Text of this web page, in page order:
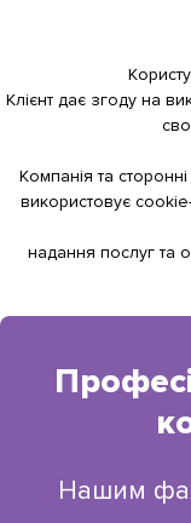
Клієнт дає згоду на
Компанія та
використовує
надання послуг та
Нашим